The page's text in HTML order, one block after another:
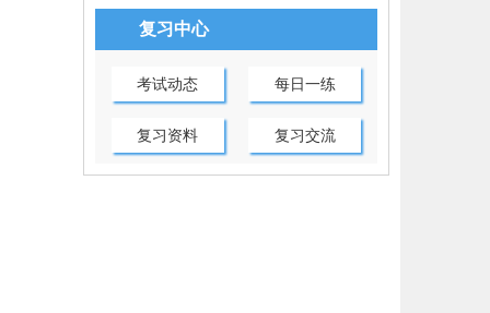
复习中心
考试动态 每日一练
复习资料 复习交流